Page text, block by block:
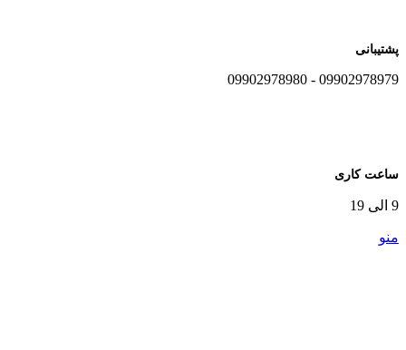
پشتیبانی
09902978979 - 09902978980
ساعت کاری
9 الی 19
منو